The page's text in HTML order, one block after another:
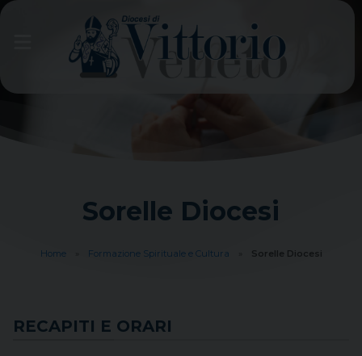
Skip
Sorelle Diocesi
Home Formazione Spirituale e Cultura Sorelle Diocesi
RECAPITI E ORARI